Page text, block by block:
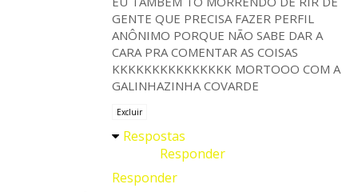
GENTE QUE PRECISA FAZER PERFIL
ANÔNIMO PORQUE NÃO SABE DAR A
CARA PRA COMENTAR AS COISAS
KKKKKKKKKKKKKKK MORTOOO COM A
GALINHAZINHA COVARDE
Excluir
Respostas
Responder
Responder